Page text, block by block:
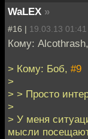
WaLEX »
#16 | 19.03.13 01:41
Кому: Alcothrash,
> Кому: Боб, #9
>
> > Просто
>
> У меня
мысли